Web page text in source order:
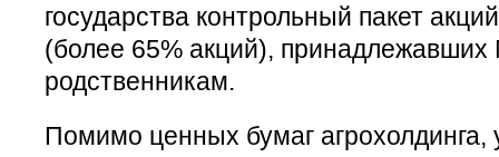
государства контрольный пакет
(более 65% акций), принадлежавших
родственникам.
Помимо ценных бумаг агрохолдинга,